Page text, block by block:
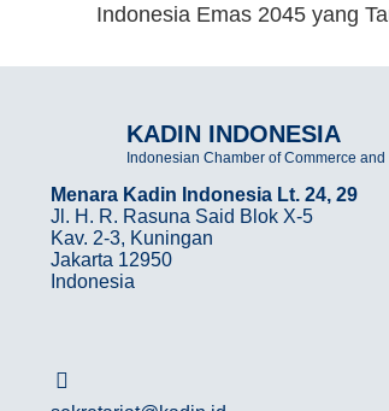
Indonesia Emas 2045 yang
KADIN INDONESIA
Indonesian Chamber of Commerce and
Menara Kadin Indonesia Lt. 24, 29
Jl. H. R. Rasuna Said Blok X-5
Kav. 2-3, Kuningan
Jakarta 12950
Indonesia